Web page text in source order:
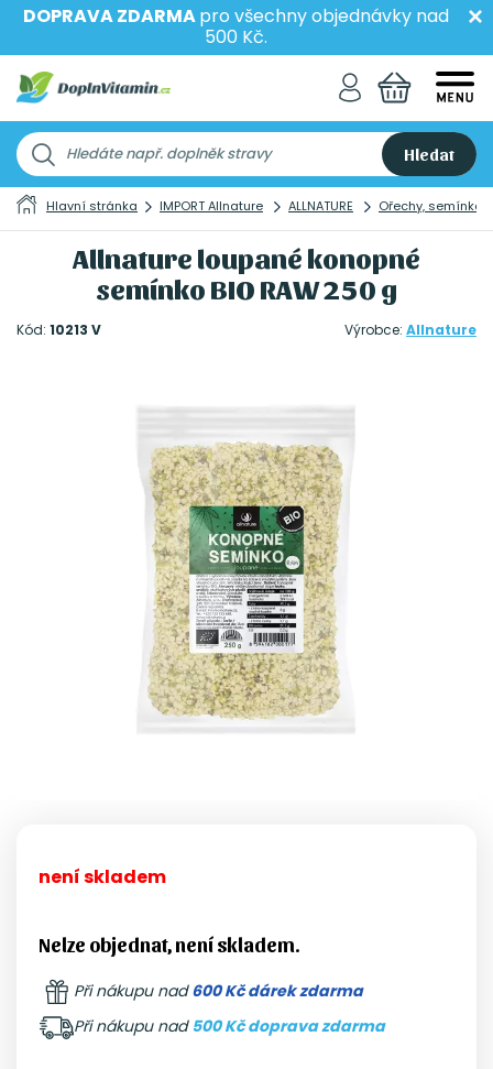
DOPRAVA ZDARMApro všechny objednávky nad
500 Kč.
Hledat
Hlavní stránka IMPORT Allnature ALLNATURE Ořechy, semínka
Allnature loupané konopné
semínko BIO RAW 250 g
Kód: 10213 V Výrobce: Allnature
není skladem
Nelze objednat, není skladem.
Při nákupu nad600 Kč dárek zdarma
Při nákupu nad 500 Kč doprava zdarma